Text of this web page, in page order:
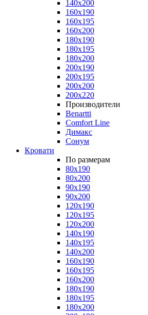
140x200
160x190
160x195
160x200
180x190
180x195
180x200
200x190
200x195
200x200
200x220
Производители
Benartti
Comfort Line
Димакс
Сонум
Кровати
По размерам
80x190
80x200
90x190
90x200
120x190
120x195
120x200
140x190
140x195
140x200
160x190
160x195
160x200
180x190
180x195
180x200